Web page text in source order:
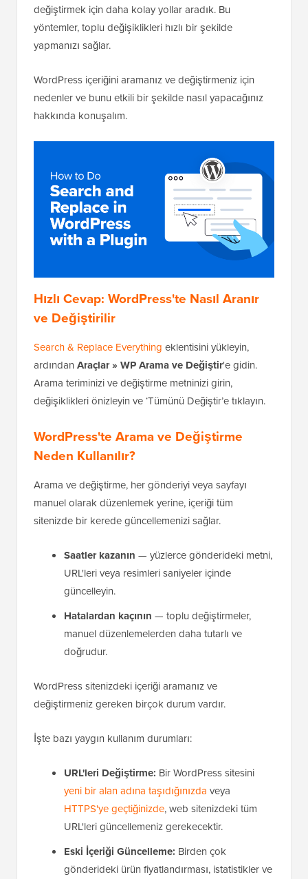
değiştirmek için daha kolay yollar aradık. Bu
yöntemler, toplu değişiklikleri hızlı bir şekilde
yapmanızı sağlar.
WordPress içeriğini aramanız ve değiştirmeniz için
nedenler ve bunu etkili bir şekilde nasıl yapacağınız
hakkında konuşalım.
Hızlı Cevap: WordPress'te Nasıl Aranır
ve Değiştirilir
Search & Replace Everything eklentisini yükleyin,
ardından Araçlar » WP Arama ve Değiştir'e gidin.
Arama teriminizi ve değiştirme metninizi girin,
değişiklikleri önizleyin ve ‘Tümünü Değiştir’e tıklayın.
WordPress'te Arama ve Değiştirme
Neden Kullanılır?
Arama ve değiştirme, her gönderiyi veya sayfayı
manuel olarak düzenlemek yerine, içeriği tüm
sitenizde bir kerede güncellemenizi sağlar.
Saatler kazanın — yüzlerce gönderideki metni,
URL'leri veya resimleri saniyeler içinde
güncelleyin.
Hatalardan kaçının — toplu değiştirmeler,
manuel düzenlemelerden daha tutarlı ve
doğrudur.
WordPress sitenizdeki içeriği aramanız ve
değiştirmeniz gereken birçok durum vardır.
İşte bazı yaygın kullanım durumları:
URL'leri Değiştirme: Bir WordPress sitesini
yeni bir alan adına taşıdığınızda veya
HTTPS'ye geçtiğinizde, web sitenizdeki tüm
URL'leri güncellemeniz gerekecektir.
Eski İçeriği Güncelleme: Birden çok
gönderideki ürün fiyatlandırması, istatistikler ve